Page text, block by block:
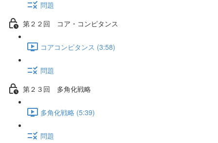
問題
第２２回 コア・コンピタンス
コアコンピタンス (3:58)
問題
第２３回 多角化戦略
多角化戦略 (5:39)
問題